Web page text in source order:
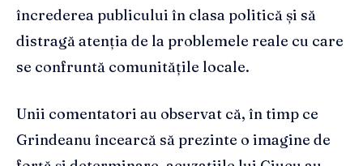
încrederea publicului în clasa politică și să
distragă atenția de la problemele reale cu care
se confruntă comunitățile locale.
Unii comentatori au observat că, în timp ce
Grindeanu încearcă să prezinte o imagine de